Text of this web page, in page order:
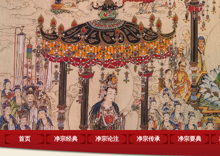
首页 净宗经典 净宗论注 净宗传承 净宗要典